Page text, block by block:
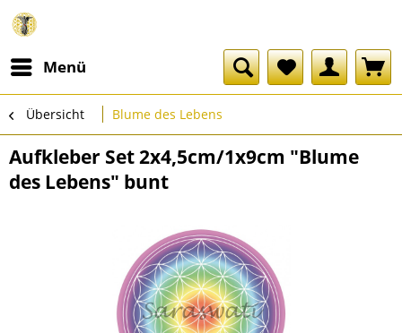
Menü
Übersicht Blume des Lebens
Aufkleber Set 2x4,5cm/1x9cm "Blume
des Lebens" bunt